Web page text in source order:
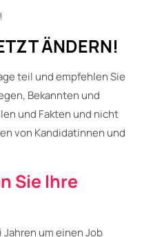
ÄNDERN!
teil und empfehlen Sie
Bekannten und
und Fakten und nicht
von Kandidatinnen und
Sie Ihre
um einen Job